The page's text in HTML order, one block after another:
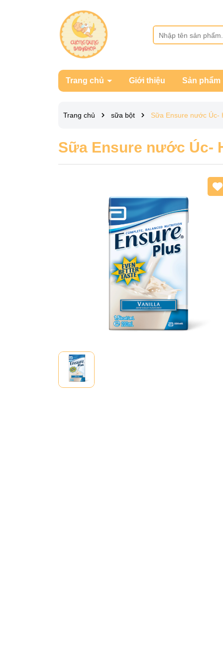
Trang chủ Giới thiệu Sản phẩm
Trang chủ sữa bột Sữa Ensure nước Úc-
Sữa Ensure nước Úc-